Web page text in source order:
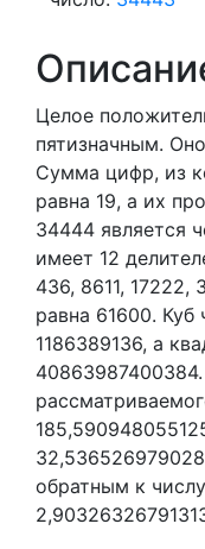
Целое
пятизначным.
Сумма цифр, из
равна 19, а их
34444 является
имеет 12
436, 8611, 17222,
равна 61600. Куб
1186389136, а
обратным к